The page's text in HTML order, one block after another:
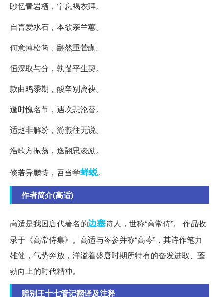
眇忆青岩栖，宁忘褐衣拜。
自言爱水石，本欲亲兰蕙。
何意薄松筠，翻然重菅蒯。
恒深取与分，孰慢平生契。
款曲鸡黍期，酸辛别离袂。
逢时愧名节，遇坎悲沦替。
适赵非解纷，游燕往无说。
浩歌方振荡，逸翮思凌励。
倏若异鹏抟，吾当学蝉蜕。
作者简介(高适)
高适是我国唐代著名的边塞诗人，世称“高常侍”。 作品收
录于《高常侍集》。高适与岑参并称“高岑”，其诗作笔力
雄健，气势奔放，洋溢着盛唐时期所特有的奋发进取、蓬
勃向上的时代精神。
赠别王十七管记翻译及注释